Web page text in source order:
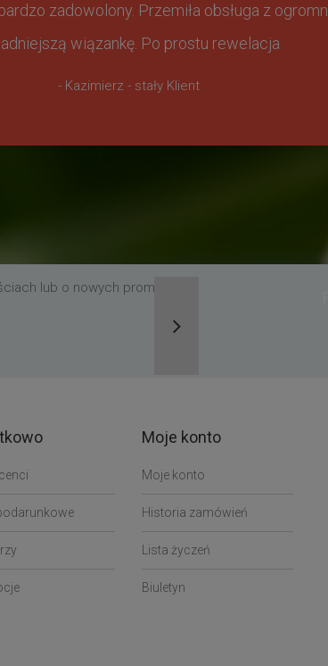
zadowolony. Przemiła obsługa z
wiązankę. Po prostu rewelacja
- Kazimierz - stały Klient
lub o nowych promocjach,
Moje konto
Moje konto
Historia zamówień
Lista życzeń
Biuletyn